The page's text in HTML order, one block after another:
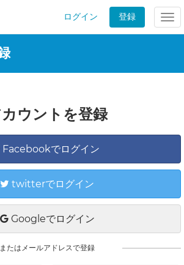
ログイン 登録
ウントを登録
Facebookでログイン
twitterでログイン
Googleでログイン
またはメールアドレスで登録